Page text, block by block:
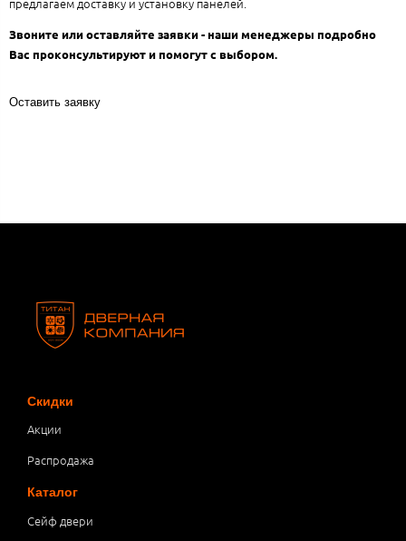
Звоните или оставляйте заявки - наши менеджеры подробно
Вас проконсультируют и помогут с выбором.
Оставить заявку
Скидки
Акции
Распродажа
Каталог
Сейф двери